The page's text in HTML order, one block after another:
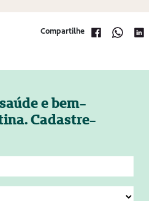
Compartilhe
e bem-
Cadastre-